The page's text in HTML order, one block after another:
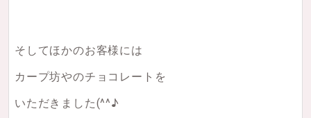
そしてほかのお客様には
カープ坊やのチョコレートを
いただきました(^^♪